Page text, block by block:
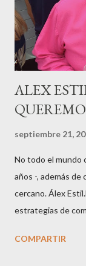
mamá feliz. Otro
sido el madrileño,
pasarelas ...
ALEX
septiembre 21,
No todo el mundo
años -, además de
cercano. Álex
estrategias de
colaboradores y
COMPARTIR